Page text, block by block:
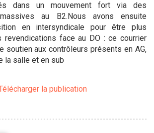
dans un mouvement fort via des
au B2.Nous avons ensuite
en intersyndicale pour être plus
revendications face au DO : ce courrier
soutien aux contrôleurs présents en AG,
la salle et en sub
la publication